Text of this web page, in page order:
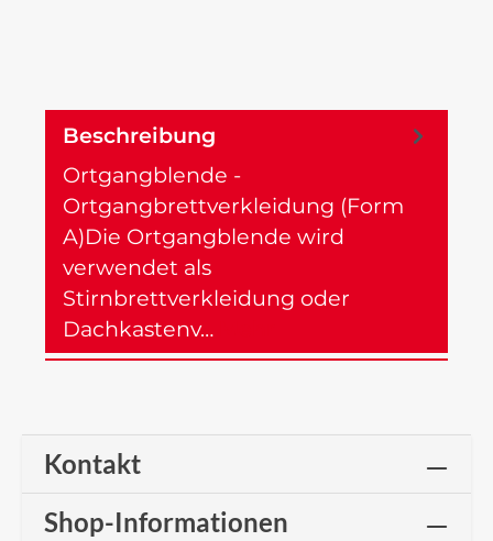
Beschreibung
Ortgangblende -
Ortgangbrettverkleidung (Form
A)Die Ortgangblende wird
verwendet als
Stirnbrettverkleidung oder
Dachkastenv…
Kontakt
Shop-Informationen